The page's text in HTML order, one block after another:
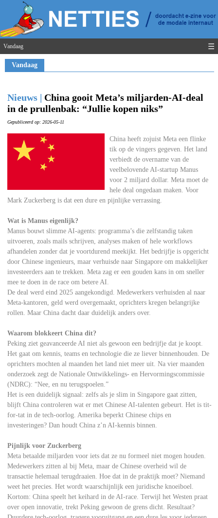
Vandaag ☰
Vandaag
Nieuws | China gooit Meta’s miljarden-AI-deal
in de prullenbak: “Jullie kopen niks”
Gepubliceerd op: 2026-05-11
China heeft zojuist Meta een flinke
tik op de vingers gegeven. Het land
verbiedt de overname van de
veelbelovende AI-startup Manus
voor 2 miljard dollar. Meta moet de
hele deal ongedaan maken. Voor
Mark Zuckerberg is dat een dure en pijnlijke verrassing.
Wat is Manus eigenlijk?
Manus bouwt slimme AI-agents: programma’s die zelfstandig taken
uitvoeren, zoals mails schrijven, analyses maken of hele workflows
afhandelen zonder dat je voortdurend meekijkt. Het bedrijfje is opgericht
door Chinese ingenieurs, maar verhuisde naar Singapore om makkelijker
investeerders aan te trekken. Meta zag er een gouden kans in om sneller
mee te doen in de race om betere AI.
De deal werd eind 2025 aangekondigd. Medewerkers verhuisden al naar
Meta-kantoren, geld werd overgemaakt, oprichters kregen belangrijke
rollen. Maar China dacht daar duidelijk anders over.
Waarom blokkeert China dit?
Peking ziet geavanceerde AI niet als gewoon een bedrijfje dat je koopt.
Het gaat om kennis, teams en technologie die ze liever binnenhouden. De
oprichters mochten al maanden het land niet meer uit. Na vier maanden
onderzoek zegt de Nationale Ontwikkelings- en Hervormingscommissie
(NDRC): “Nee, en nu terugspoelen.”
Het is een duidelijk signaal: zelfs als je slim in Singapore gaat zitten,
blijft China controleren wat er met Chinese AI-talenten gebeurt. Het is tit-
for-tat in de tech-oorlog. Amerika beperkt Chinese chips en
investeringen? Dan houdt China z’n AI-kennis binnen.
Pijnlijk voor Zuckerberg
Meta betaalde miljarden voor iets dat ze nu formeel niet mogen houden.
Medewerkers zitten al bij Meta, maar de Chinese overheid wil de
transactie helemaal terugdraaien. Hoe dat in de praktijk moet? Niemand
weet het precies. Het wordt waarschijnlijk een juridische knoeiboel.
Kortom: China speelt het keihard in de AI-race. Terwijl het Westen praat
over open innovatie, trekt Peking gewoon de grens dicht. Resultaat?